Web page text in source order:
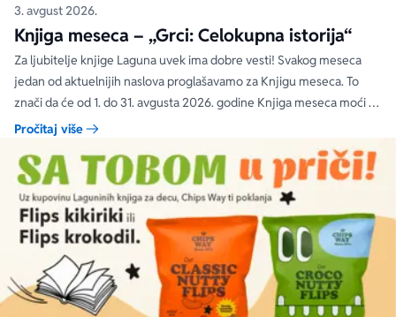
3. avgust 2026.
Knjiga meseca – „Grci: Celokupna istorija“
Za ljubitelje knjige Laguna uvek ima dobre vesti! Svakog meseca
jedan od aktuelnijih naslova proglašavamo za Knjigu meseca. To
znači da će od 1. do 31. avgusta 2026. godine Knjiga meseca moći da
se kupi na specijalnom popustu od 30%. Uz ovaj popust ne važe
Pročitaj više